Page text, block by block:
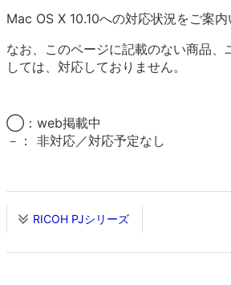
Mac OS X 10.10への対応状況をご案内
なお、このページに記載のない商品、
しては、対応しておりません。
◯： web掲載中
－：
非対応／対応予定なし
RICOH PJシリーズ